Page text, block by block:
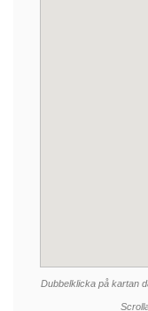
Dubbelklicka på kartan